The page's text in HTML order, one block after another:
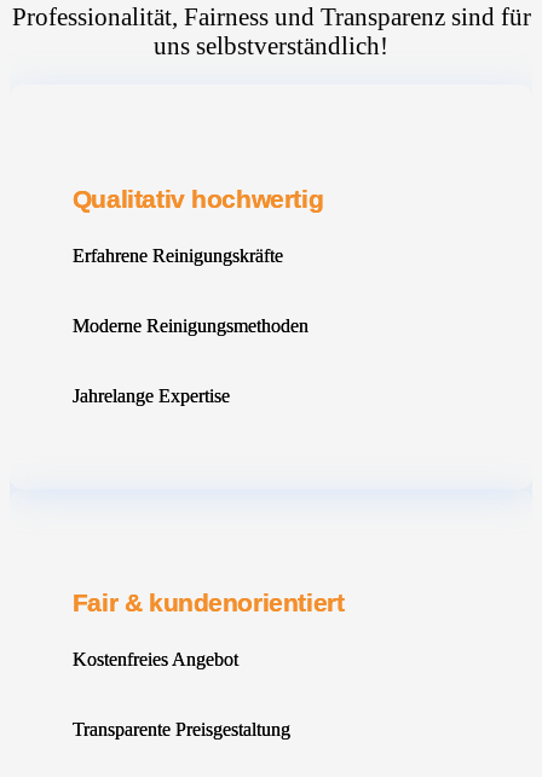
Professionalität, Fairness und Transparenz sind für
uns selbstverständlich!
Qualitativ hochwertig
Erfahrene Reinigungskräfte
Moderne Reinigungsmethoden
Jahrelange Expertise
Fair & kundenorientiert
Kostenfreies Angebot
Transparente Preisgestaltung